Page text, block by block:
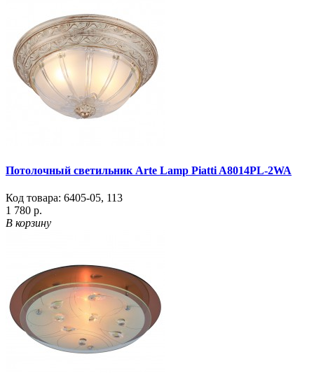
Потолочный светильник Arte Lamp Piatti A8014PL-2WA
Код товара: 6405-05, 113
1 780 р.
В корзину